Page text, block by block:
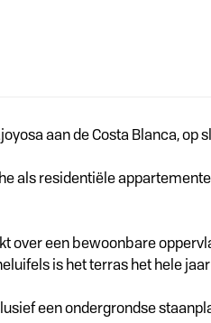
aan de Costa Blanca, op
als residentiële
over een bewoonbare
is het terras het hele
een ondergrondse